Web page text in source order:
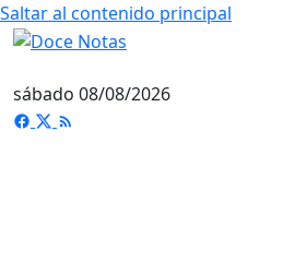
Saltar al contenido principal
sábado 08/08/2026